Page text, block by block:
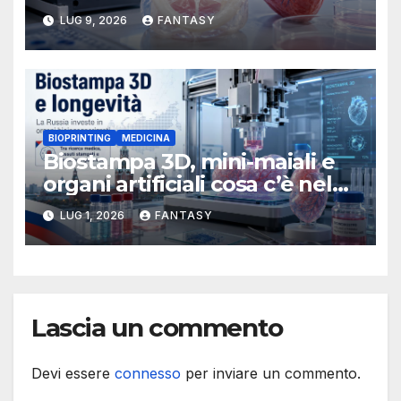
stampato in 3D per la
chirurgia pediatrica
LUG 9, 2026 FANTASY
BIOPRINTING MEDICINA
Biostampa 3D, mini-maiali e
organi artificiali cosa c’è nel
programma russo sulla
longevità
LUG 1, 2026 FANTASY
Lascia un commento
Devi essere connesso per inviare un commento.